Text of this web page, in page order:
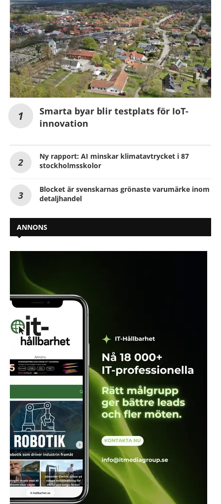
Smarta byar blir testplats för IoT-
innovation
Ny rapport: AI minskar klimatavtrycket i 87
stockholmsskolor
Blocket är svenskarnas grönaste varumärke inom
detaljhandel
ANNONS